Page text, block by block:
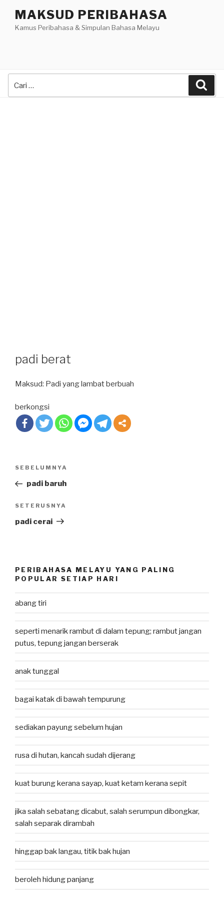
content
MAKSUD PERIBAHASA
Kamus Peribahasa & Simpulan Bahasa Melayu
padi berat
Maksud: Padi yang lambat berbuah
berkongsi
Post
Previous
Post
SEBELUMNYA
padi baruh
Next
Post
SETERUSNYA
padi cerai
PERIBAHASA MELAYU YANG PALING
POPULAR SETIAP HARI
abang tiri
seperti menarik rambut di dalam tepung; rambut jangan
putus, tepung jangan berserak
anak tunggal
bagai katak di bawah tempurung
sediakan payung sebelum hujan
rusa di hutan, kancah sudah dijerang
kuat burung kerana sayap, kuat ketam kerana sepit
jika salah sebatang dicabut, salah serumpun dibongkar,
salah separak dirambah
hinggap bak langau, titik bak hujan
beroleh hidung panjang